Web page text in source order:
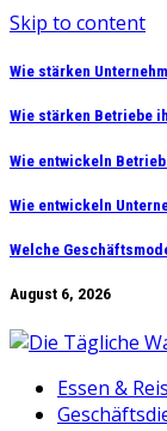
Skip to content
Wie stärken
Wie stärken Betriebe
Wie entwickeln
Wie entwickeln
Welche
August 6, 2026
Essen &